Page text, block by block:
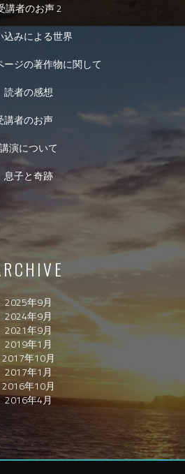
講者のお声 2
込みによる世界
ージの著作物に関して
読者の感想
講者のお声
講演について
息子と奇跡
2025年9月
2024年9月
2021年9月
2019年1月
2017年10月
2017年1月
2016年10月
2016年4月